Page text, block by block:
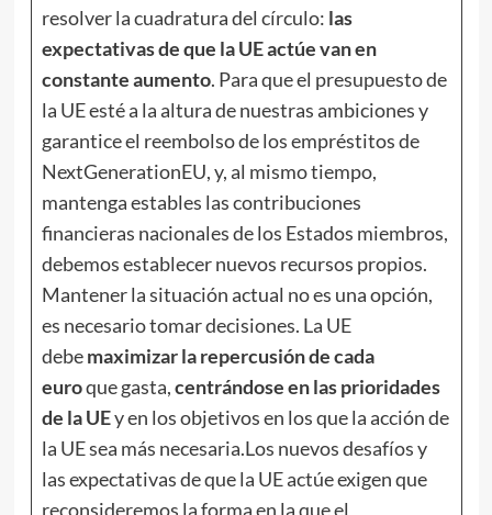
resolver la cuadratura del círculo: las
expectativas de que la UE actúe van en
constante aumento. Para que el presupuesto de
la UE esté a la altura de nuestras ambiciones y
garantice el reembolso de los empréstitos de
NextGenerationEU, y, al mismo tiempo,
mantenga estables las contribuciones
financieras nacionales de los Estados miembros,
debemos establecer nuevos recursos propios.
Mantener la situación actual no es una opción,
es necesario tomar decisiones. La UE
debemaximizar la repercusión de cada
euroque gasta,centrándose en las prioridades
de la UEy en los objetivos en los que la acción de
la UE sea más necesaria.Los nuevos desafíos y
las expectativas de que la UE actúe exigen que
reconsideremos la forma en la que el